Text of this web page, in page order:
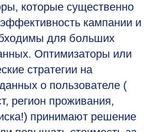
которые существенно
кампании и
для больших
Оптимизаторы или
стратегии на
о пользователе (
регион проживания,
принимают решение